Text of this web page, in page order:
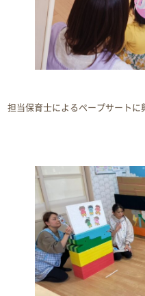
担当保育士によるペープサートに